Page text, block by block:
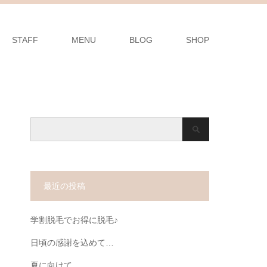
STAFF MENU BLOG SHOP
最近の投稿
学割脱毛でお得に脱毛♪
日頃の感謝を込めて…